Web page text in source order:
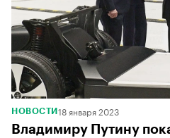
НОВОСТИ 18 января 2023
Владимиру Путину